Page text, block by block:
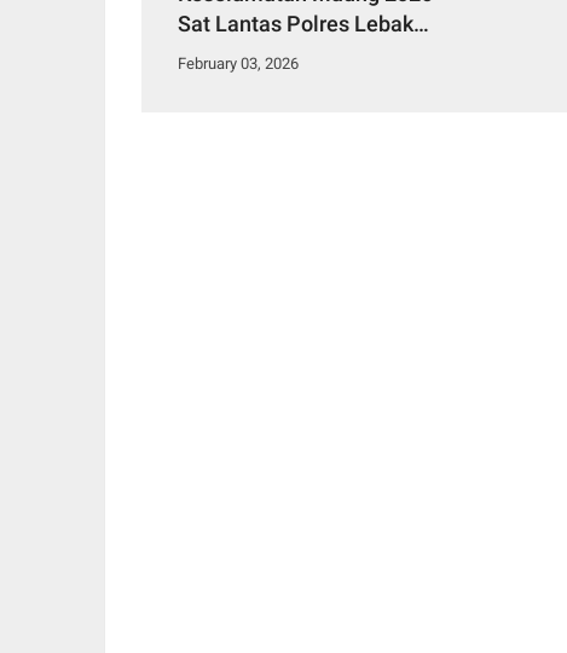
Sat Lantas Polres Lebak
Utamakan Edukasi dan
February 03, 2026